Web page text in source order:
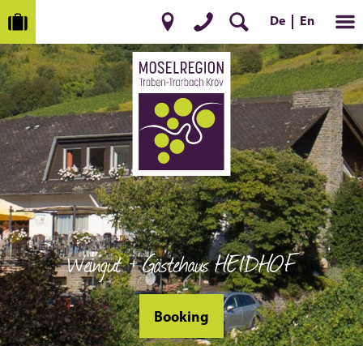
De En
Weingut + Gästehaus HEIDHOF
Booking